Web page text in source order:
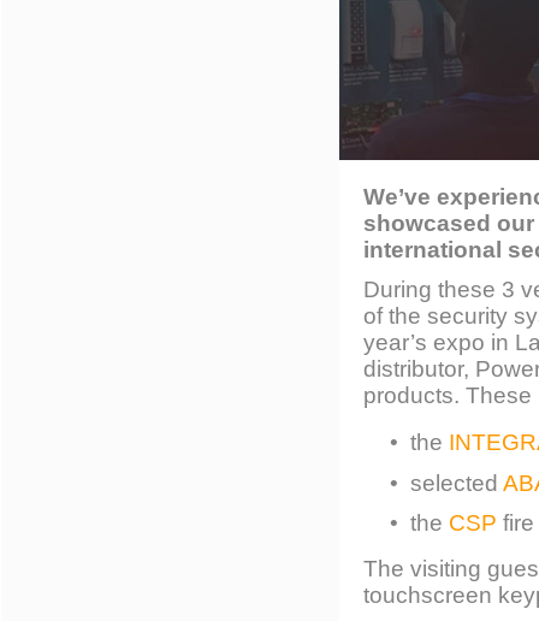
We’ve
showcased
international
During these 3
of the security
year’s expo in
distributor,
products. These
• the
• selected
• the CSP
The visiting
touchscreen